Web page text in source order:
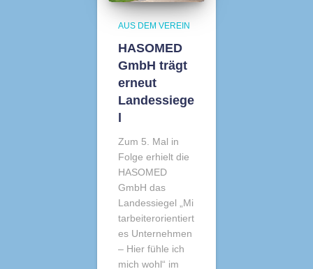
AUS DEM VEREIN
HASOMED
GmbH trägt
erneut
Landessiege
l
Zum 5. Mal in
Folge erhielt die
HASOMED
GmbH das
Landessiegel „Mi
tarbeiterorientiert
es Unternehmen
– Hier fühle ich
mich wohl“ im